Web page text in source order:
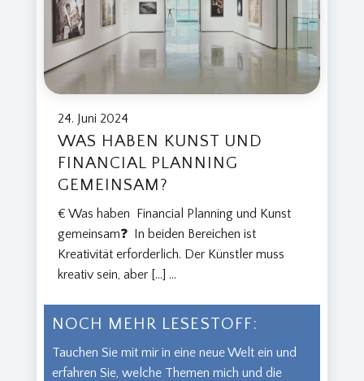
24. Juni 2024
WAS HABEN KUNST UND
FINANCIAL PLANNING
GEMEINSAM?
€ Was haben Financial Planning und Kunst
gemeinsam❓ In beiden Bereichen ist
Kreativität erforderlich. Der Künstler muss
kreativ sein, aber […] ...
NOCH MEHR LESESTOFF:
Tauchen Sie mit mir in eine neue Welt ein und
erfahren Sie, welche Themen mich und die